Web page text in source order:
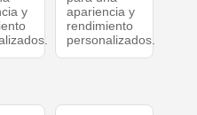
y
apariencia y
rendimiento
personalizados.